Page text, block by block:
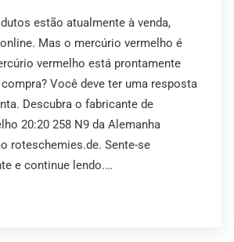
estão atualmente à venda,
Mas o mercúrio vermelho é
vermelho está prontamente
Você deve ter uma resposta
Descubra o fabricante de
20:20 258 N9 da Alemanha
roteschemies.de. Sente-se
e continue lendo.…